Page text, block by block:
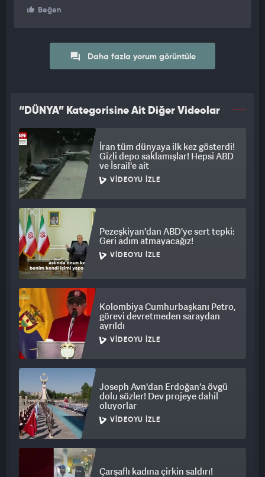
Beğen
Daha fazla yorum görüntüle
“DÜNYA” Kategorisine Ait Diğer Videolar
İran tüm dünyaya ilk kez gösterdi!
Gizli depo saklamışlar! Hepsi ABD
ve İsrail'e ait
VIDEOYU İZLE
Pezeşkiyan'dan ABD'ye sert tepki:
Geri adım atmayacağız!
VIDEOYU İZLE
Kolombiya Cumhurbaşkanı Petro,
görevi devretmeden saraydan
ayrıldı
VIDEOYU İZLE
Joseph Avn'dan Erdoğan'a övgü
dolu sözler! Dev projeye dahil
oluyorlar
VIDEOYU İZLE
Çarşaflı kadına çirkin saldırı!